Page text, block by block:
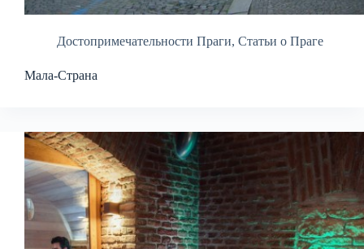
Достопримечательности Праги, Статьи о Праге
Мала-Страна